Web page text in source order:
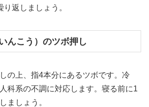
返しましょう。
んこう）のツボ押し
の上、指4本分にあるツボです。冷
科系の不調に対応します。寝る前に1
ましょう。